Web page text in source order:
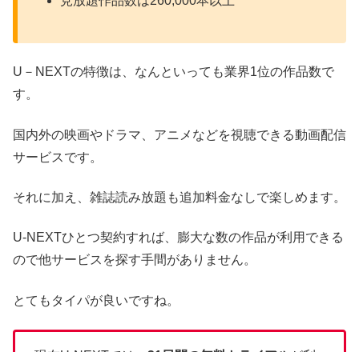
U－NEXTの特徴は、なんといっても業界1位の作品数で
す。
国内外の映画やドラマ、アニメなどを視聴できる動画配信
サービスです。
それに加え、雑誌読み放題 も追加料金なしで楽しめます。
U-NEXTひとつ契約すれば、膨大な数の作品が利用できる
ので他サービスを探す手間がありません。
とてもタイパが良いですね。